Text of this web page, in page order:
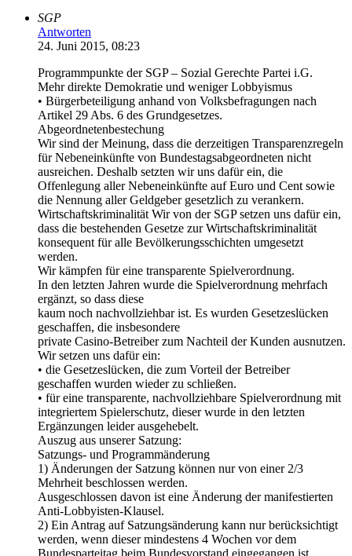
SGP
Antworten
24. Juni 2015, 08:23
Programmpunkte der SGP – Sozial Gerechte Partei i.G.
Mehr direkte Demokratie und weniger Lobbyismus
• Bürgerbeteiligung anhand von Volksbefragungen nach
Artikel 29 Abs. 6 des Grundgesetzes.
Abgeordnetenbestechung
Wir sind der Meinung, dass die derzeitigen Transparenzregeln
für Nebeneinkünfte von Bundestagsabgeordneten nicht
ausreichen. Deshalb setzten wir uns dafür ein, die
Offenlegung aller Nebeneinkünfte auf Euro und Cent sowie
die Nennung aller Geldgeber gesetzlich zu verankern.
Wirtschaftskriminalität Wir von der SGP setzen uns dafür ein,
dass die bestehenden Gesetze zur Wirtschaftskriminalität
konsequent für alle Bevölkerungsschichten umgesetzt
werden.
Wir kämpfen für eine transparente Spielverordnung.
In den letzten Jahren wurde die Spielverordnung mehrfach
ergänzt, so dass diese
kaum noch nachvollziehbar ist. Es wurden Gesetzeslücken
geschaffen, die insbesondere
private Casino-Betreiber zum Nachteil der Kunden ausnutzen.
Wir setzen uns dafür ein:
• die Gesetzeslücken, die zum Vorteil der Betreiber
geschaffen wurden wieder zu schließen.
• für eine transparente, nachvollziehbare Spielverordnung mit
integriertem Spielerschutz, dieser wurde in den letzten
Ergänzungen leider ausgehebelt.
Auszug aus unserer Satzung:
Satzungs- und Programmänderung
1) Änderungen der Satzung können nur von einer 2/3
Mehrheit beschlossen werden.
Ausgeschlossen davon ist eine Änderung der manifestierten
Anti-Lobbyisten-Klausel.
2) Ein Antrag auf Satzungsänderung kann nur berücksichtigt
werden, wenn dieser mindestens 4 Wochen vor dem
Bundesparteitag beim Bundesvorstand eingegangen ist.